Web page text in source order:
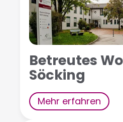
Betreutes
Söcking
Mehr erfahren